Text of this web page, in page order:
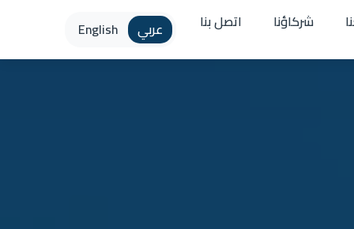
شركاؤنا اتصل بنا عربي English